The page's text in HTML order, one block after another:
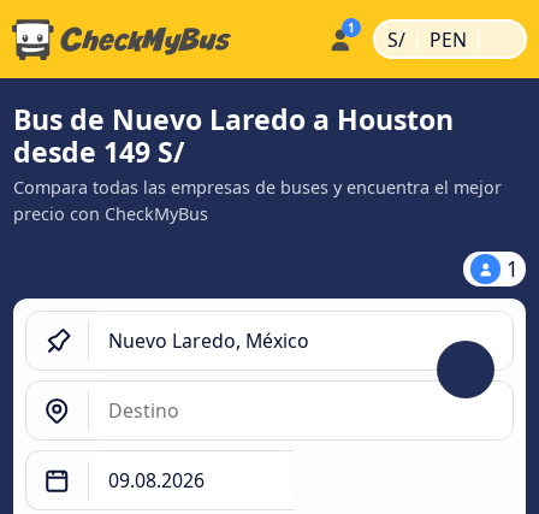
S/ | PEN |
Bus de Nuevo Laredo a Houston
desde 149 S/
Compara todas las empresas de buses y encuentra el mejor
precio con CheckMyBus
1